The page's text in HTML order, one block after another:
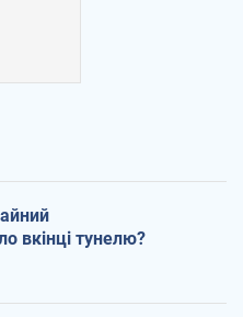
вкінці тунелю?